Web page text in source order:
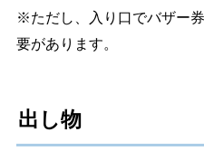
※ただし、入り口でバザー
要があります。
出し物